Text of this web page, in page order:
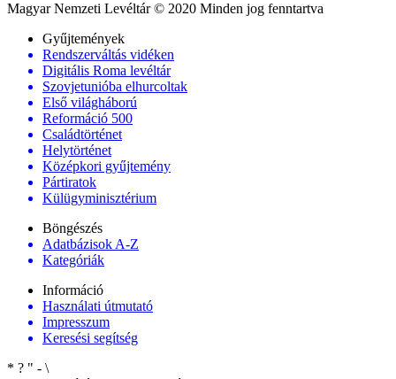
Magyar Nemzeti Levéltár © 2020 Minden jog fenntartva
Gyűjtemények
Rendszerváltás vidéken
Digitális Roma levéltár
Szovjetunióba elhurcoltak
Első világháború
Reformáció 500
Családtörténet
Helytörténet
Középkori gyűjtemény
Pártiratok
Külügyminisztérium
Böngészés
Adatbázisok A-Z
Kategóriák
Információ
Használati útmutató
Impresszum
Keresési segítség
* ? " - \